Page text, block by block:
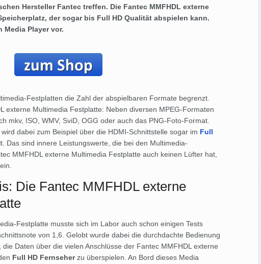
Hersteller Fantec treffen. Die Fantec MMFHDL externe
der sogar bis Full HD Qualität abspielen kann.
Media Player vor.
Festplatten die Zahl der abspielbaren Formate begrenzt.
externe Multimedia Festplatte: Neben diversen MPEG-Formaten
mkv, ISO, WMV, SviD, OGG oder auch das PNG-Foto-Format.
dabei zum Beispiel über die HDMI-Schnittstelle sogar im Full
Das sind innere Leistungswerte, die bei den Multimedia-
MMFHDL externe Multimedia Festplatte auch keinen Lüfter hat,
Die Fantec MMFHDL externe
Festplatte musste sich im Labor auch schon einigen Tests
von 1,6. Gelobt wurde dabei die durchdachte Bedienung
Daten über die vielen Anschlüsse der Fantec MMFHDL externe
Full HD Fernseherzu überspielen. An Bord dieses Media